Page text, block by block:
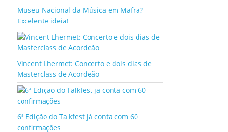
Museu Nacional da Música em Mafra?
Excelente ideia!
Vincent Lhermet: Concerto e dois dias de
Masterclass de Acordeão
6ª Edição do Talkfest já conta com 60
confirmações